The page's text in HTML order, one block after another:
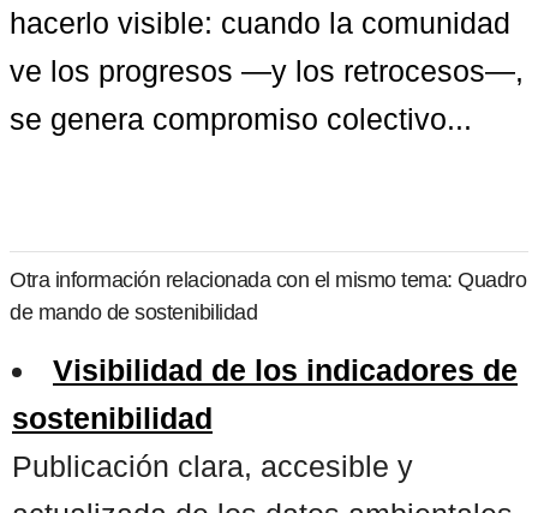
hacerlo visible: cuando la comunidad
ve los progresos —y los retrocesos—,
se genera compromiso colectivo...
Otra información relacionada con el mismo tema: Quadro
de mando de sostenibilidad
Visibilidad de los indicadores de
sostenibilidad
Publicación clara, accesible y